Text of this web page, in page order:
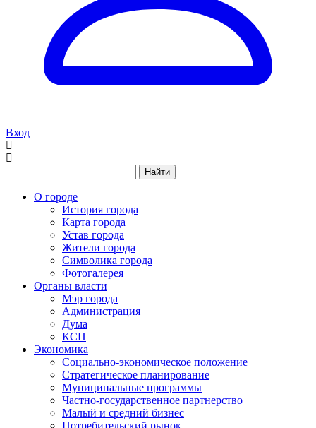
Вход
Найти
О городе
История города
Карта города
Устав города
Жители города
Символика города
Фотогалерея
Органы власти
Мэр города
Администрация
Дума
КСП
Экономика
Социально-экономическое положение
Стратегическое планирование
Муниципальные программы
Частно-государственное партнерство
Малый и средний бизнес
Потребительский рынок